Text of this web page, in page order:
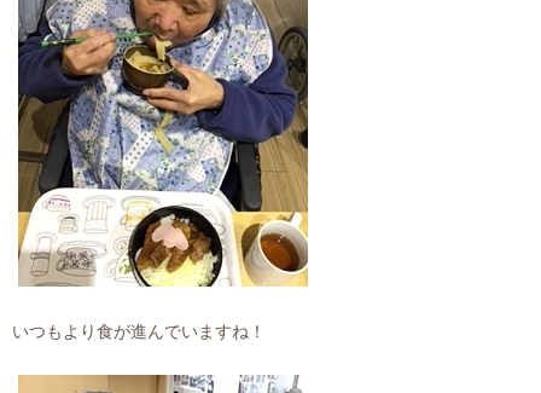
いつもより食が進んでいますね！